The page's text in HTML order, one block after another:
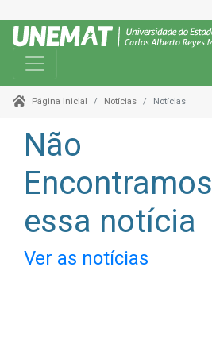
Toggle navigation
Página Inicial Notícias Notícias
Não
Encontramos
essa notícia
Ver as notícias